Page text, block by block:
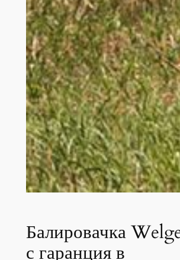
Балировачка
с гаранция в